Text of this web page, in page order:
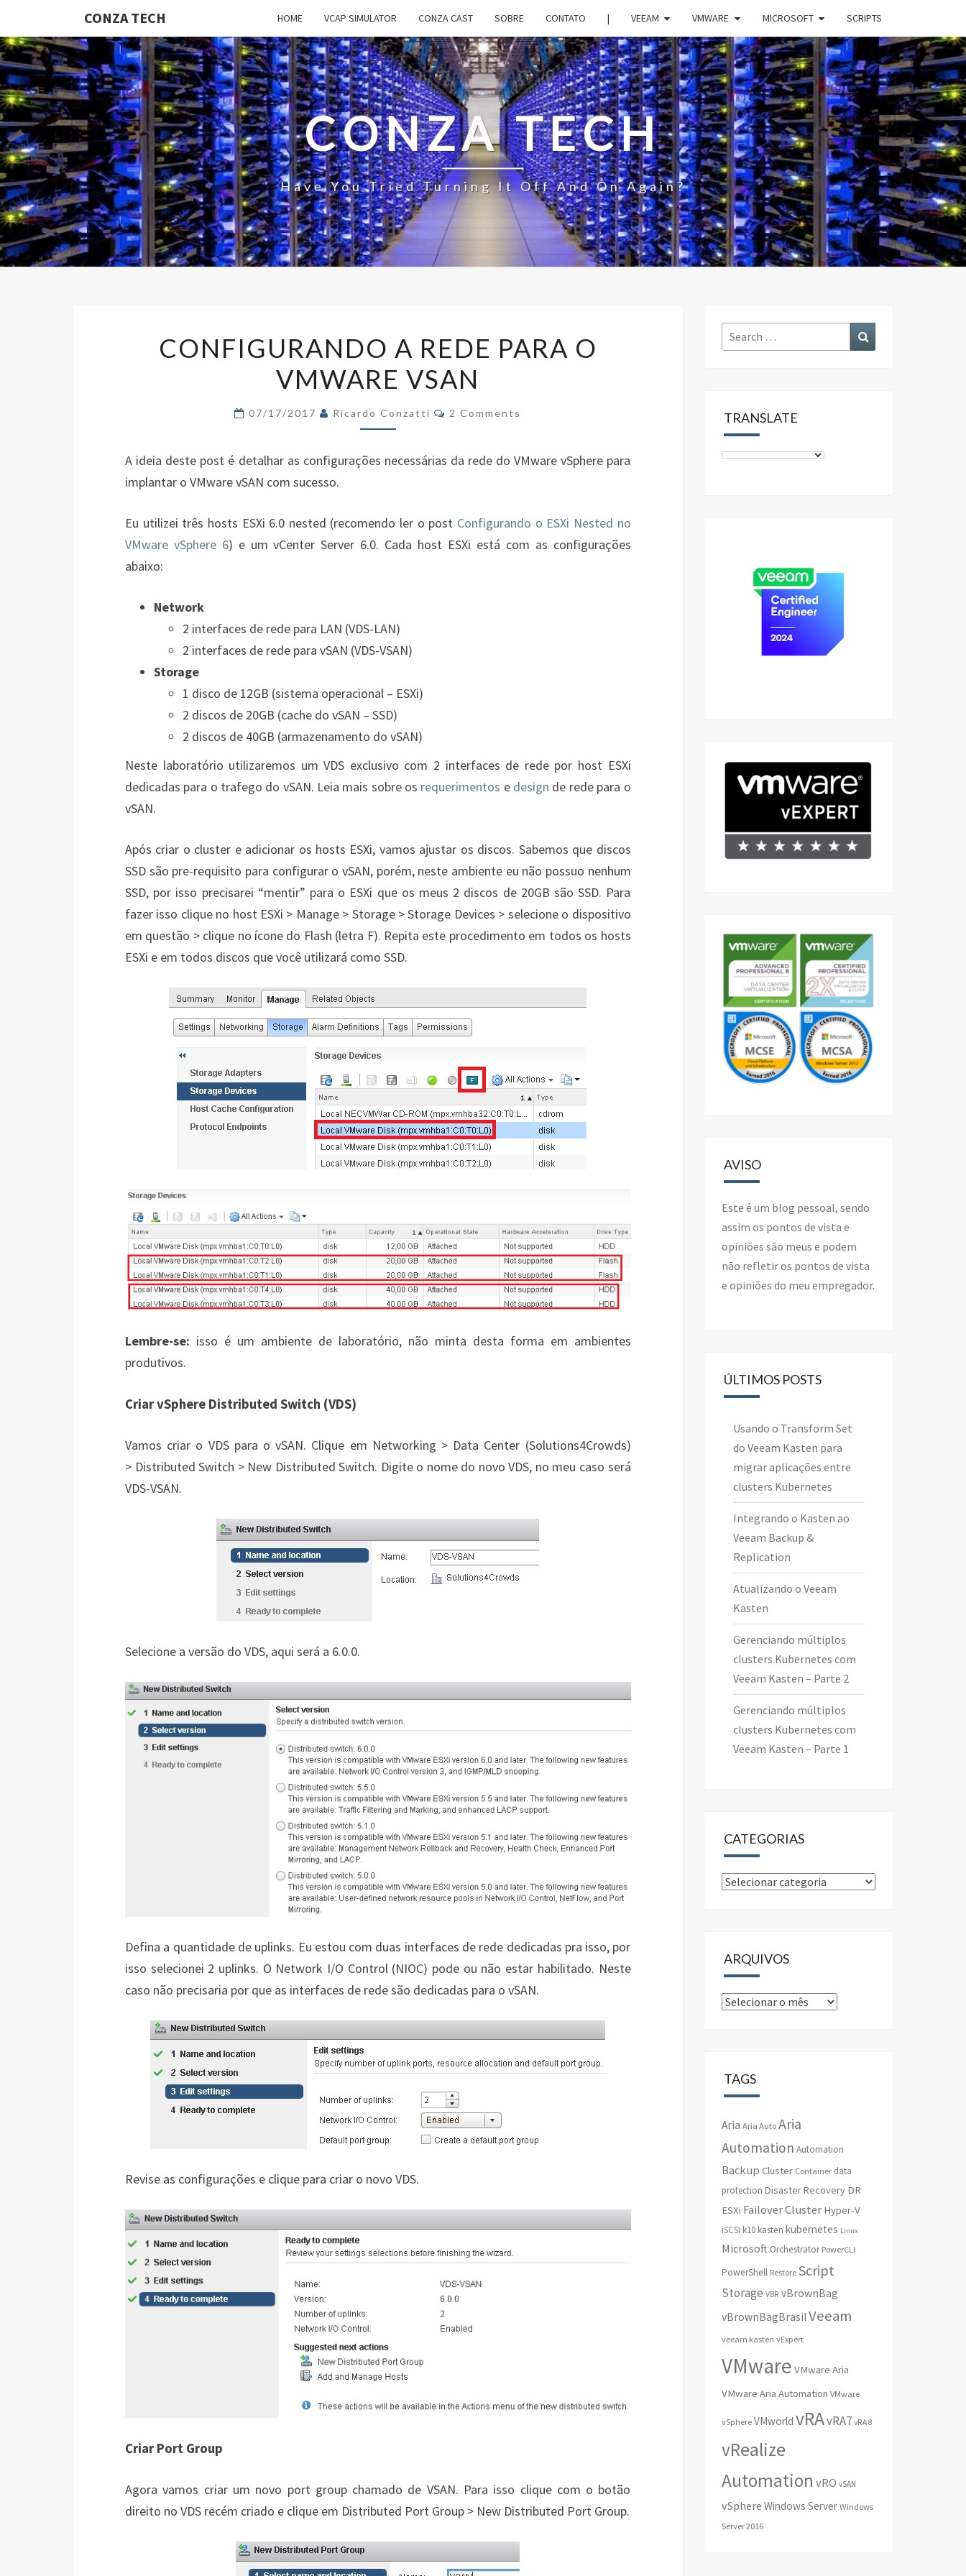
CONZA TECH HOME VCAP SIMULATOR CONZA CAST SOBRE CONTATO | VEEAM VMWARE MICROSOFT SCRIPTS
CONZA TECH
Have You Tried Turning It Off And On Again?
A
REDE
PARA
O
VSAN
CONFIGURANDO A REDE PARA O
VMWARE VSAN
07/17/2017 Ricardo Conzatti Comments
2 Comments
A ideia deste post é detalhar as configurações necessárias da rede do VMware vSphere para
implantar o VMware vSAN com sucesso.
Eu utilizei três hosts ESXi 6.0 nested (recomendo ler o post Configurando o ESXi Nested no
VMware vSphere 6) e um vCenter Server 6.0. Cada host ESXi está com as configurações
abaixo:
Network
2 interfaces de rede para LAN (VDS-LAN)
2 interfaces de rede para vSAN (VDS-VSAN)
Storage
1 disco de 12GB (sistema operacional – ESXi)
2 discos de 20GB (cache do vSAN – SSD)
2 discos de 40GB (armazenamento do vSAN)
Neste laboratório utilizaremos um VDS exclusivo com 2 interfaces de rede por host ESXi
dedicadas para o trafego do vSAN. Leia mais sobre os requerimentos e design de rede para o
vSAN.
Após criar o cluster e adicionar os hosts ESXi, vamos ajustar os discos. Sabemos que discos
SSD são pre-requisito para configurar o vSAN, porém, neste ambiente eu não possuo nenhum
SSD, por isso precisarei “mentir” para o ESXi que os meus 2 discos de 20GB são SSD. Para
fazer isso clique no host ESXi > Manage > Storage > Storage Devices > selecione o dispositivo
em questão > clique no ícone do Flash (letra F). Repita este procedimento em todos os hosts
ESXi e em todos discos que você utilizará como SSD.
Lembre-se: isso é um ambiente de laboratório, não minta desta forma em ambientes
produtivos.
Criar vSphere Distributed Switch (VDS)
Vamos criar o VDS para o vSAN. Clique em Networking > Data Center (Solutions4Crowds)
> Distributed Switch > New Distributed Switch. Digite o nome do novo VDS, no meu caso será
VDS-VSAN.
Selecione a versão do VDS, aqui será a 6.0.0.
Defina a quantidade de uplinks. Eu estou com duas interfaces de rede dedicadas pra isso, por
isso selecionei 2 uplinks. O Network I/O Control (NIOC) pode ou não estar habilitado. Neste
caso não precisaria por que as interfaces de rede são dedicadas para o vSAN.
Revise as configurações e clique para criar o novo VDS.
Criar Port Group
Agora vamos criar um novo port group chamado de VSAN. Para isso clique com o botão
direito no VDS recém criado e clique em Distributed Port Group > New Distributed Port Group.
Search
for:
TRANSLATE
AVISO
Este é um blog pessoal, sendo
assim os pontos de vista e
opiniões são meus e podem
não refletir os pontos de vista
e opiniões do meu empregador.
ÚLTIMOS POSTS
Usando o Transform Set
do Veeam Kasten para
migrar aplicações entre
clusters Kubernetes
Integrando o Kasten ao
Veeam Backup &
Replication
Atualizando o Veeam
Kasten
Gerenciando múltiplos
clusters Kubernetes com
Veeam Kasten – Parte 2
Gerenciando múltiplos
clusters Kubernetes com
Veeam Kasten – Parte 1
CATEGORIAS
Categorias
ARQUIVOS
Arquivos
TAGS
Aria Aria Auto Aria
Automation Automation
Backup Cluster Container data
protection Disaster Recovery DR
ESXi Failover Cluster Hyper-V
iSCSI k10 kasten kubernetes Linux
Microsoft Orchestrator PowerCLI
PowerShell Restore Script
Storage VBR vBrownBag
vBrownBagBrasilVeeam
veeam kasten vExpert
VMware VMware Aria
VMware Aria Automation VMware
vSphere VMworld vRAvRA7 vRA 8
vRealize
Automation vRO vSAN
vSphere Windows Server Windows
Server 2016